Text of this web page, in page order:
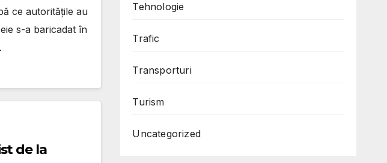
ce autoritățile au
s-a baricadat în
de la
Tehnologie
Trafic
Transporturi
Turism
Uncategorized